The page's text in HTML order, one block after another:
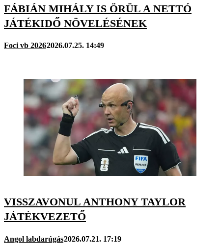
FÁBIÁN MIHÁLY IS ÖRÜL A NETTÓ
JÁTÉKIDŐ NÖVELÉSÉNEK
Foci vb 20262026.07.25. 14:49
VISSZAVONUL ANTHONY TAYLOR
JÁTÉKVEZETŐ
Angol labdarúgás2026.07.21. 17:19